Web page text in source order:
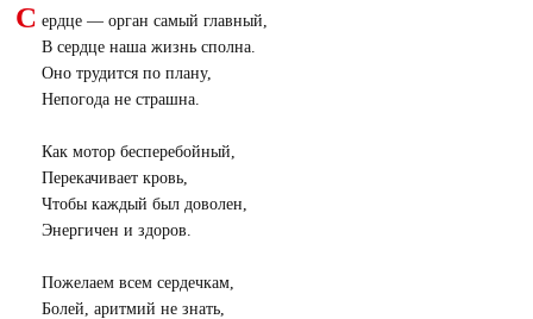
С ердце — орган самый главный,
В сердце наша жизнь сполна.
Оно трудится по плану,
Непогода не страшна.
Как мотор бесперебойный,
Перекачивает кровь,
Чтобы каждый был доволен,
Энергичен и здоров.
Пожелаем всем сердечкам,
Болей, аритмий не знать,